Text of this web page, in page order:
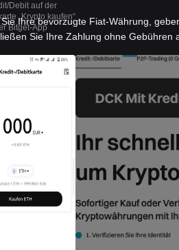
Debit auf der
„Krypto kaufen“
Bitget-App
Ihre bevorzugte Fiat-Währung,
Sie Ihre Zahlung ohne Gebühren